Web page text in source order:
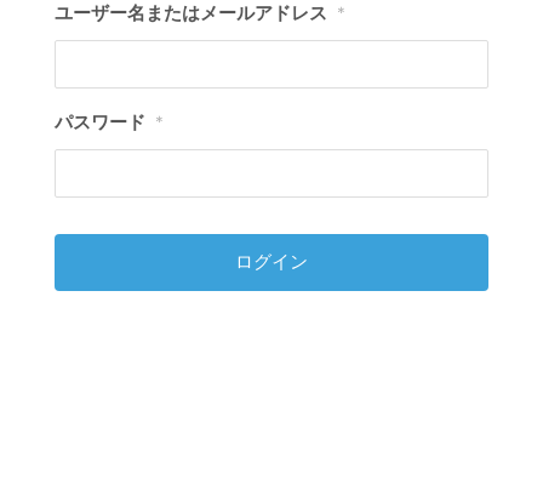
ユーザー名またはメールアドレス *
パスワード *